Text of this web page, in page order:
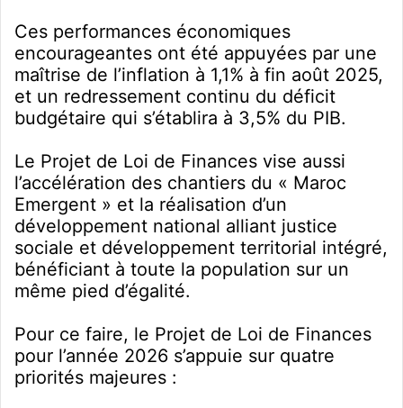
Ces performances économiques
encourageantes ont été appuyées par une
maîtrise de l’inflation à 1,1% à fin août 2025,
et un redressement continu du déficit
budgétaire qui s’établira à 3,5% du PIB.
Le Projet de Loi de Finances vise aussi
l’accélération des chantiers du « Maroc
Emergent » et la réalisation d’un
développement national alliant justice
sociale et développement territorial intégré,
bénéficiant à toute la population sur un
même pied d’égalité.
Pour ce faire, le Projet de Loi de Finances
pour l’année 2026 s’appuie sur quatre
priorités majeures :